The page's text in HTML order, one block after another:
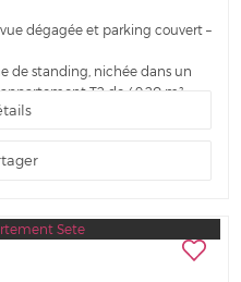
dégagée et parking couvert –
de standing, nichée dans un
T2 de 49,20 m²,